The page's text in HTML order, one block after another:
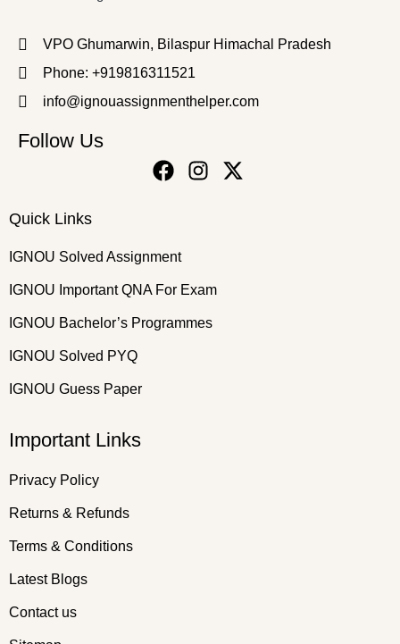
VPO Ghumarwin, Bilaspur Himachal Pradesh
Phone: +919816311521
info@ignouassignmenthelper.com
Follow Us
Quick Links
IGNOU Solved Assignment
IGNOU Important QNA For Exam
IGNOU Bachelor’s Programmes
IGNOU Solved PYQ
IGNOU Guess Paper
Important Links
Privacy Policy
Returns & Refunds
Terms & Conditions
Latest Blogs
Contact us